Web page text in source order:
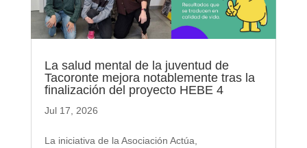
La salud mental de la juventud de
Tacoronte mejora notablemente tras la
finalización del proyecto HEBE 4
Jul 17, 2026
La iniciativa de la Asociación Actúa,